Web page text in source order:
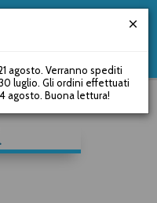
agosto. Verranno spediti
luglio. Gli ordini effettuati
agosto. Buona lettura!